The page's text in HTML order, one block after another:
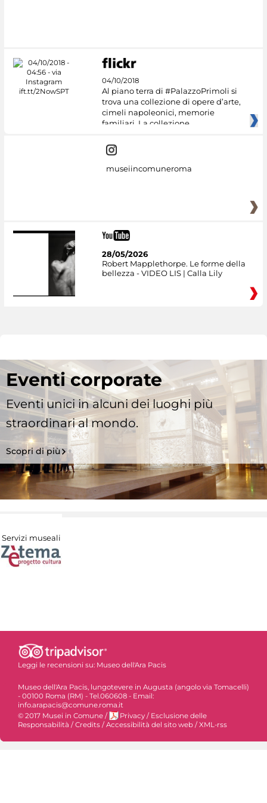
04/10/2018
Al piano terra di #PalazzoPrimoli si
trova una collezione di opere d’arte,
cimeli napoleonici, memorie
familiari. La collezione
museiincomuneroma
28/05/2026
Robert Mapplethorpe. Le forme della
bellezza - VIDEO LIS | Calla Lily
Eventi corporate
Eventi unici in alcuni dei luoghi più
straordinari al mondo.
Scopri di più
Servizi museali
Leggi le recensioni su: Museo dell'Ara Pacis
Museo dell'Ara Pacis, lungotevere in Augusta (angolo via Tomacelli)
- 00100 Roma (RM) - Tel.060608 - Email:
info.arapacis@comune.roma.it
© 2017 Musei in Comune / Privacy / Esclusione delle
Responsabilità /Credits /Accessibilità del sito web /XML-rss